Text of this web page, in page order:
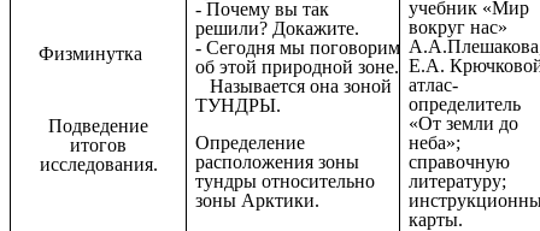
Физминутка
Подведение
итогов
исследования.
- Почему вы так
решили? Докажите.
- Сегодня мы поговорим
об этой природной зоне.
Называется она зоной
ТУНДРЫ.
Определение
расположения зоны
тундры относительно
зоны Арктики.
учебник «Мир
вокруг нас»
Е.А.
атлас-
определитель
«От земли до
неба»;
справочную
литературу;
карты.